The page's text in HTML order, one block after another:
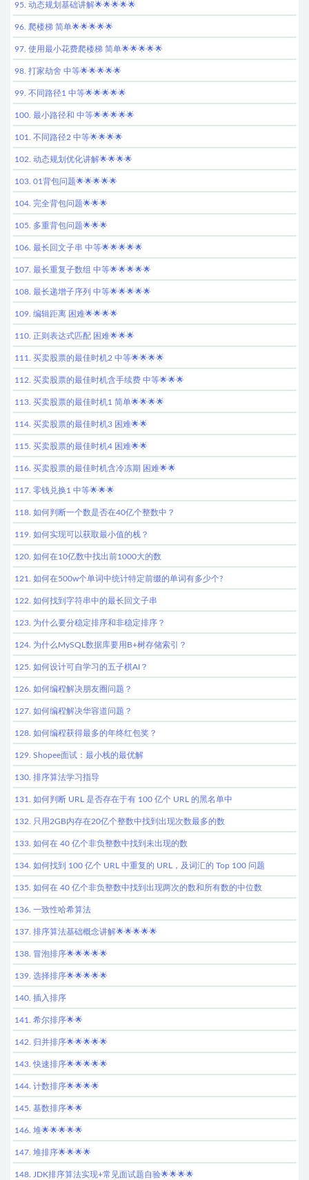
95. 动态规划基础讲解🌟🌟🌟🌟🌟
96. 爬楼梯 简单🌟🌟🌟🌟🌟
97. 使用最小花费爬楼梯 简单🌟🌟🌟🌟🌟
98. 打家劫舍 中等🌟🌟🌟🌟🌟
99. 不同路径1 中等🌟🌟🌟🌟🌟
100. 最小路径和 中等🌟🌟🌟🌟🌟
101. 不同路径2 中等🌟🌟🌟🌟
102. 动态规划优化讲解🌟🌟🌟🌟
103. 01背包问题🌟🌟🌟🌟🌟
104. 完全背包问题🌟🌟🌟
105. 多重背包问题🌟🌟🌟
106. 最长回文子串 中等🌟🌟🌟🌟🌟
107. 最长重复子数组 中等🌟🌟🌟🌟🌟
108. 最长递增子序列 中等🌟🌟🌟🌟🌟
109. 编辑距离 困难🌟🌟🌟🌟
110. 正则表达式匹配 困难🌟🌟🌟
111. 买卖股票的最佳时机2 中等🌟🌟🌟🌟
112. 买卖股票的最佳时机含手续费 中等🌟🌟🌟
113. 买卖股票的最佳时机1 简单🌟🌟🌟🌟
114. 买卖股票的最佳时机3 困难🌟🌟
115. 买卖股票的最佳时机4 困难🌟🌟
116. 买卖股票的最佳时机含冷冻期 困难🌟🌟
117. 零钱兑换1 中等🌟🌟🌟
118. 如何判断一个数是否在40亿个整数中？
119. 如何实现可以获取最小值的栈？
120. 如何在10亿数中找出前1000大的数
121. 如何在500w个单词中统计特定前缀的单词有多少个?
122. 如何找到字符串中的最长回文子串
123. 为什么要分稳定排序和非稳定排序？
124. 为什么MySQL数据库要用B+树存储索引？
125. 如何设计可自学习的五子棋AI？
126. 如何编程解决朋友圈问题？
127. 如何编程解决华容道问题？
128. 如何编程获得最多的年终红包奖？
129. Shopee面试：最小栈的最优解
130. 排序算法学习指导
131. 如何判断 URL 是否存在于有 100 亿个 URL 的黑名单中
132. 只用2GB内存在20亿个整数中找到出现次数最多的数
133. 如何在 40 亿个非负整数中找到未出现的数
134. 如何找到 100 亿个 URL 中重复的 URL，及词汇的 Top 100 问题
135. 如何在 40 亿个非负整数中找到出现两次的数和所有数的中位数
136. 一致性哈希算法
137. 排序算法基础概念讲解🌟🌟🌟🌟🌟
138. 冒泡排序🌟🌟🌟🌟🌟
139. 选择排序🌟🌟🌟🌟🌟
140. 插入排序
141. 希尔排序🌟🌟
142. 归并排序🌟🌟🌟🌟🌟
143. 快速排序🌟🌟🌟🌟🌟
144. 计数排序🌟🌟🌟🌟
145. 基数排序🌟🌟
146. 堆🌟🌟🌟🌟🌟
147. 堆排序🌟🌟🌟🌟
148. JDK排序算法实现+常见面试题自验🌟🌟🌟🌟